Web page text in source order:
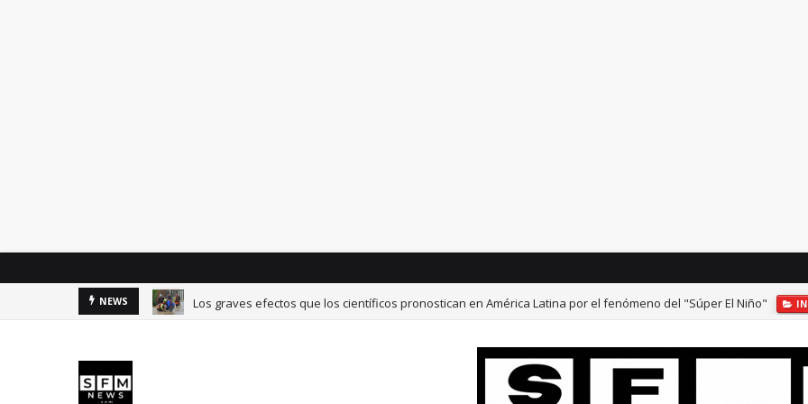
NEWS Los graves efectos que los científicos pronostican en América Latina por el fenómeno del "Súper El Niño"